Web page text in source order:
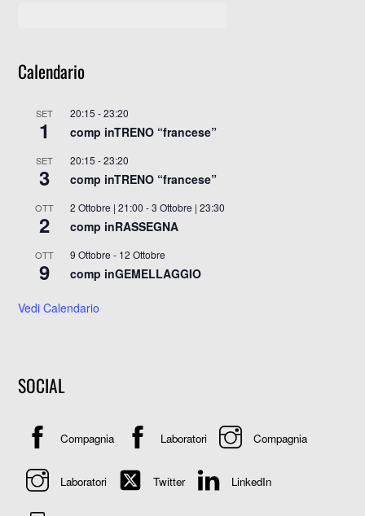
Calendario
SET
1
20:15 -23:20
comp inTRENO “francese”
SET
3
20:15 -23:20
comp inTRENO “francese”
OTT
2
2 Ottobre | 21:00 -3 Ottobre | 23:30
comp inRASSEGNA
OTT
9
9 Ottobre - 12 Ottobre
comp inGEMELLAGGIO
Vedi Calendario
SOCIAL
Compagnia Laboratori Compagnia
Laboratori Twitter LinkedIn